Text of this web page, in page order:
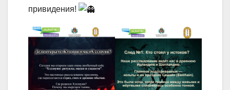
привидения!